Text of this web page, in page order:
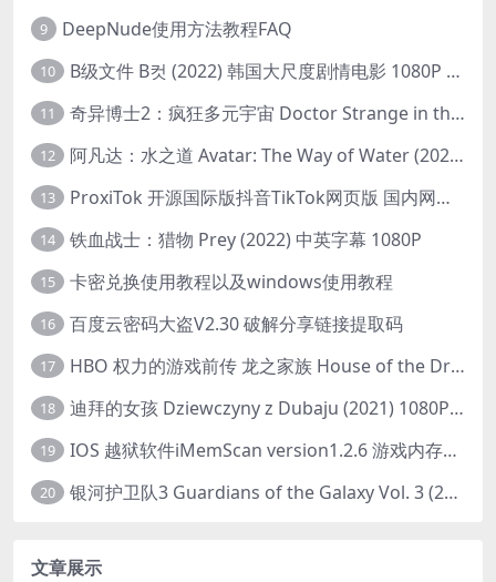
9 DeepNude使用方法教程FAQ
10 B级文件 B컷 (2022) 韩国大尺度剧情电影 1080P 中字
11 奇异博士2：疯狂多元宇宙 Doctor Strange in the Multiverse of Madness (2022) 高清版1080p
12 阿凡达：水之道 Avatar: The Way of Water (2022) 1080p 2k 4k 中文字幕
13 ProxiTok 开源国际版抖音TikTok网页版 国内网络直连
14 铁血战士：猎物 Prey (2022) 中英字幕 1080P
15 卡密兑换使用教程以及windows使用教程
16 百度云密码大盗V2.30 破解分享链接提取码
17 HBO 权力的游戏前传 龙之家族 House of the Dragon (2022) 中字 1080P 更新4集
18 迪拜的女孩 Dziewczyny z Dubaju (2021) 1080P 中字
19 IOS 越狱软件iMemScan version1.2.6 游戏内存修改器
20 银河护卫队3 Guardians of the Galaxy Vol. 3 (2023)4K高清资源1080p只分享精品
文章展示